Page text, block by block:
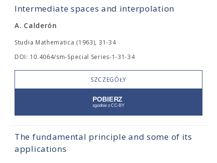
Intermediate spaces and interpolation
A. Calderón
Studia Mathematica (1963), 31-34
DOI: 10.4064/sm-Special Series-1-31-34
SZCZEGÓŁY
The fundamental principle and some of its
applications